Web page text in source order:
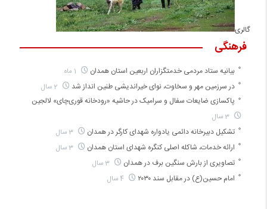
گالری
فرهنگی
بیانیه ستاد مردمی خدمتگزاران اربعین استان همدان
در سرزمین مهر و سخاوت، نوای خیراندیشی طنین انداز شد
پاکسازی ضایعات سفال و سرامیک در حاشیه «رودخانه قوری‌چای» لالجین
3 سال
تشکیل دبیرخانه دائمی یادواره شهدای کارگر در همدان 3 سال
ارائه خدمات، شاکله اصلی کنگره شهدای استان همدان 3 سال
تصاویری از بارش سنگین برف در همدان 3 سال
امام حسین(ع) در مقابل سند ۲۰۳۰